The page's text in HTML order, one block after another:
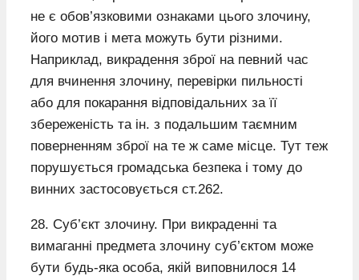
не є обов’язковими ознаками цього злочину,
його мотив і мета можуть бути різними.
Наприклад, викрадення зброї на певний час
для вчинення злочину, перевірки пильності
або для покарання відповідальних за її
збереженість та ін. з подальшим таємним
поверненням зброї на те ж саме місце. Тут теж
порушується громадська безпека і тому до
винних застосовується ст.262.
28. Суб’єкт злочину. При викраденні та
вимаганні предмета злочину суб’єктом може
бути будь-яка особа, якій виповнилося 14